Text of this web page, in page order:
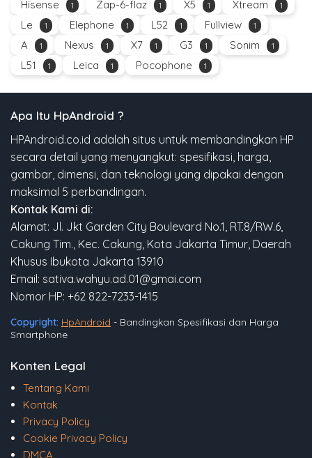
Hisense 1 Zap-6-flaz 1 X5 1 Xtream 1
Le 1 Elephone 1 L52 1 Fullview 1
A 1 Nexus 1 X7 1 G3 1 Sonim 1
L51 1 Leica 1 Pocophone 1
Apa Itu HpAndroid ?
HPAndroid.co.id adalah situs untuk membandingkan HP
secara detail yang menyangkut: spesifikasi, harga,
gambar, dimensi, dan teknologi yang dipakai dengan
maksimal 5 perbandingan.
Kontak Kami di:
Alamat: Jl. Jkt Garden City Boulevard No.1, RT.8/RW.6,
Cakung Tim., Kec. Cakung, Kota Jakarta Timur, Daerah
Khusus Ibukota Jakarta 13910
Email: sativa.wahyu.ad.01@gmai.com
Nomor HP: +62 822-7233-1415
Copyright: HpAndroid - Bandingkan Spesifikasi dan Harga
Smartphone
Konten Legal
Tentang Kami
Kontak
Privacy Policy
Cookie Privacy Policy
DMCA